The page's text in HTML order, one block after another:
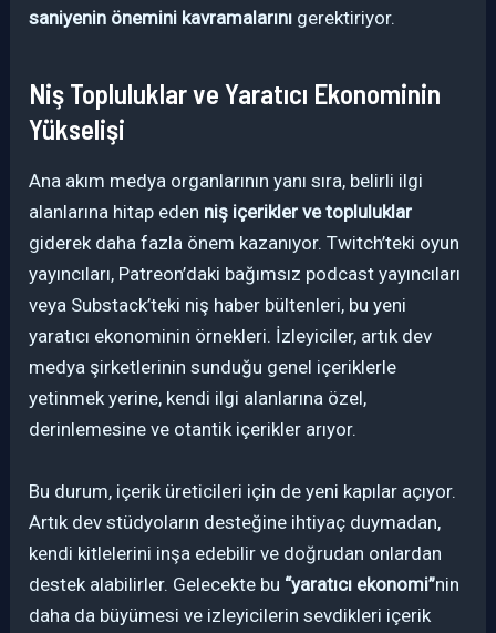
saniyenin önemini kavramalarını gerektiriyor.
Niş Topluluklar ve Yaratıcı Ekonominin
Yükselişi
Ana akım medya organlarının yanı sıra, belirli ilgi
alanlarına hitap eden niş içerikler ve topluluklar
giderek daha fazla önem kazanıyor. Twitch’teki oyun
yayıncıları, Patreon’daki bağımsız podcast yayıncıları
veya Substack’teki niş haber bültenleri, bu yeni
yaratıcı ekonominin örnekleri. İzleyiciler, artık dev
medya şirketlerinin sunduğu genel içeriklerle
yetinmek yerine, kendi ilgi alanlarına özel,
derinlemesine ve otantik içerikler arıyor.
Bu durum, içerik üreticileri için de yeni kapılar açıyor.
Artık dev stüdyoların desteğine ihtiyaç duymadan,
kendi kitlelerini inşa edebilir ve doğrudan onlardan
destek alabilirler. Gelecekte bu “yaratıcı ekonomi”nin
daha da büyümesi ve izleyicilerin sevdikleri içerik